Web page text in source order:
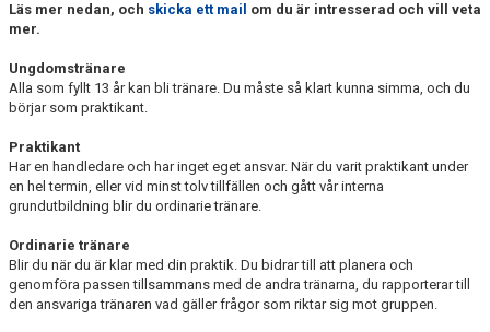
VANLIGA FRÅGOR
Läs mer nedan, och skicka ett mail om du är intresserad och vill veta
mer.
Ungdomstränare
Alla som fyllt 13 år kan bli tränare. Du måste så klart kunna simma, och du
börjar som praktikant.
Praktikant
Har en handledare och har inget eget ansvar. När du varit praktikant under
en hel termin, eller vid minst tolv tillfällen och gått vår interna
grundutbildning blir du ordinarie tränare.
Ordinarie tränare
Blir du när du är klar med din praktik. Du bidrar till att planera och
genomföra passen tillsammans med de andra tränarna, du rapporterar till
den ansvariga tränaren vad gäller frågor som riktar sig mot gruppen.